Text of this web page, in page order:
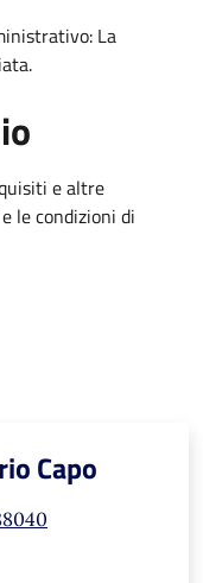
La
e altre
le condizioni di
Capo